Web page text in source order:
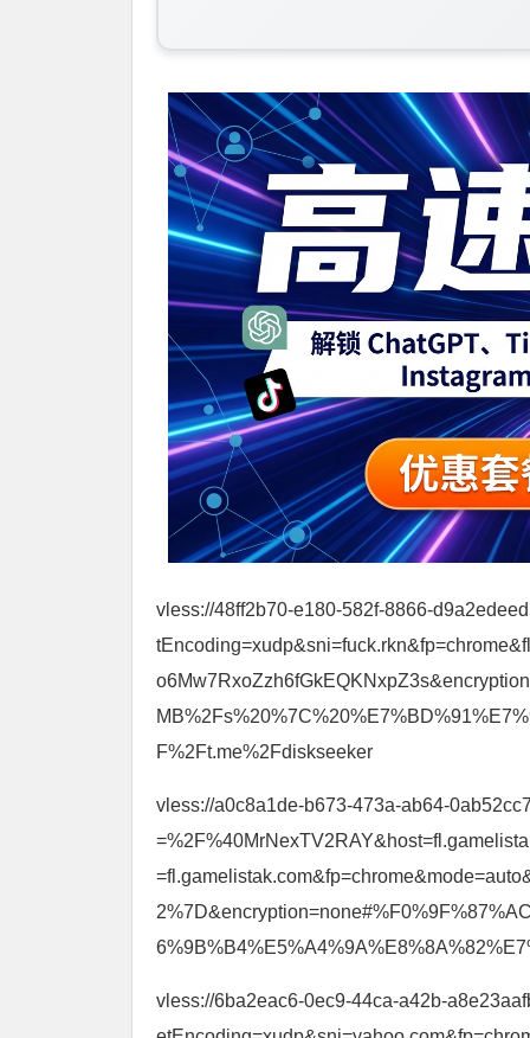
vless://48ff2b70-e180-582f-8866-
F%2Ft.me%2Fdiskseeker
vless://a0c8a1de-b673-473a-ab64-
vless://6ba2eac6-0ec9-44ca-a42b-